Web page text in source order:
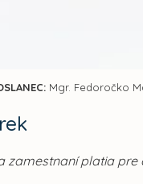
Mgr. Fedoročko
zamestnaní platia pre